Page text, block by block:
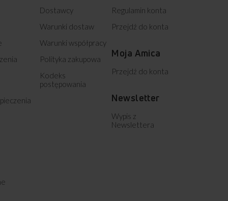
Dostawcy
Warunki dostaw
Warunki współpracy
Polityka zakupowa
Kodeks
postępowania
Regulamin konta
Przejdź do konta
Moja Amica
Przejdź do konta
Newsletter
Wypis z
Newslettera